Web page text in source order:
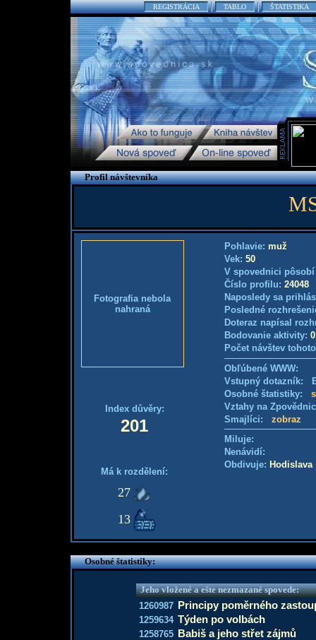
REGISTRÁCIA TABLO ŠTATISTIKA
Profil návštevníka
Fotografia nebola
nahraná
Index důvěry:
201
Má k rozdělení:
27
13
Pohlavie: muž
Vek: 50
V spovednici
Číslo profilu: 24048
Naposledy sa
Posledné
Doteraz napísal
Bodovanie aktivity:
Počet návštev
Obľúbené WWW:
Vstupný dotazník:
Osobné štatistiky:
Vztahy na
Smajlíci: zobraz
Miluje:
Nenávidí:
Obdivuje: Hodislava
Osobné štatistiky:
Jeho vložené a ešte nezmazané spovede:
1260987 Principy poměrného
1259634 Týden po volbách
1258765 Babiš a jeho střet zájmů